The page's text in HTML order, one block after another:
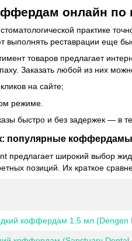
онлайн по
практике
выполнять реставрации еще
товаров предлагает
Заказать любой из них
на сайте;
режиме.
быстро и без задержек — в
популярные коффердамы
предлагает широкий выбор
позиций. Их краткое
коффердам 1,5 мл (Dengen